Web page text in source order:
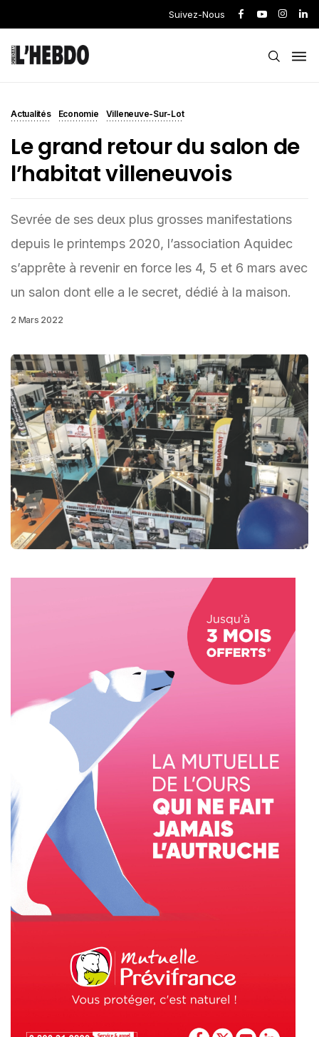
Suivez-Nous
Actualités Economie Villeneuve-Sur-Lot
Le grand retour du salon de
l’habitat villeneuvois
Sevrée de ses deux plus grosses manifestations
depuis le printemps 2020, l’association Aquidec
s’apprête à revenir en force les 4, 5 et 6 mars avec
un salon dont elle a le secret, dédié à la maison.
2 Mars 2022